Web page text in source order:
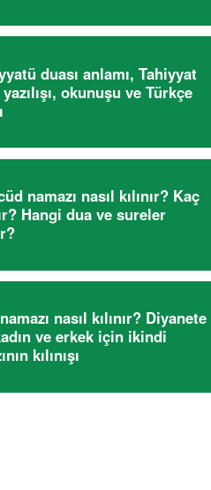
duası anlamı, Tahiyyat
okunuşu ve Türkçe
namazı nasıl kılınır? Kaç
Hangi dua ve sureler
nasıl kılınır? Diyanete
ve erkek için ikindi
kılınışı